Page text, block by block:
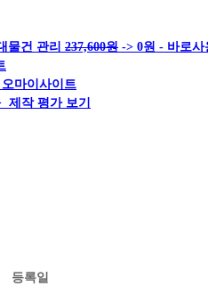
물건 관리 237,600원 -> 0원 - 바로사
마이사이트
작 평가 보기
등록일